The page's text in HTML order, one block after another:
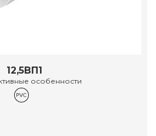
12,5ВП1
особенности